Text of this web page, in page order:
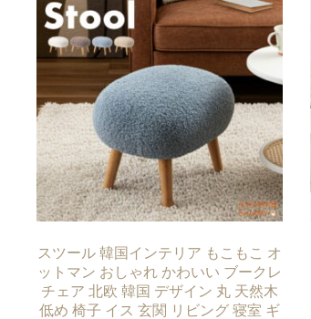
スツール 韓国インテリア もこもこ オ
ットマン おしゃれ かわいい ブークレ
チェア 北欧 韓国 デザイン 丸 天然木
低め 椅子 イス 玄関 リビング 寝室 ギ